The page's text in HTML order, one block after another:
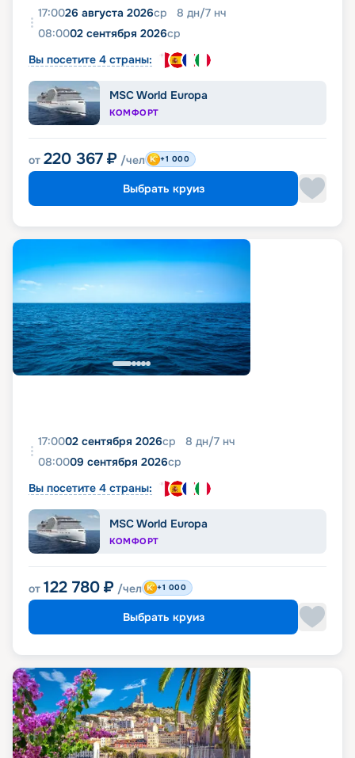
17:0026 августа 2026ср 8 дн/7 нч
08:0002 сентября 2026ср
Вы посетите 4 страны:
MSC World Europa
КОМФОРТ
от 220 367 ₽ /чел +1 000
Выбрать круиз
17:0002 сентября 2026ср 8 дн/7 нч
08:0009 сентября 2026ср
Вы посетите 4 страны:
MSC World Europa
КОМФОРТ
от 122 780 ₽ /чел +1 000
Выбрать круиз